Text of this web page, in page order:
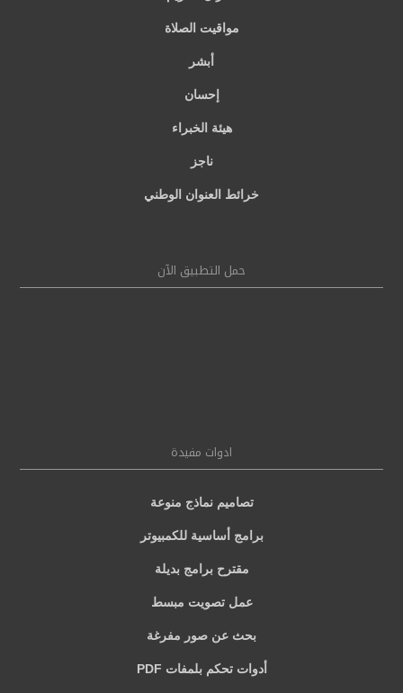
مواقيت الصلاة
أبشر
إحسان
هيئة الخبراء
ناجز
خرائط العنوان الوطني
حمل التطبيق الآن
ادوات مفيدة
تصاميم نماذج منوعة
برامج أساسية للكمبيوتر
مقترح برامج بديلة
عمل تصويت مبسط
بحث عن صور مفرغة
أدوات تحكم بلمفات PDF